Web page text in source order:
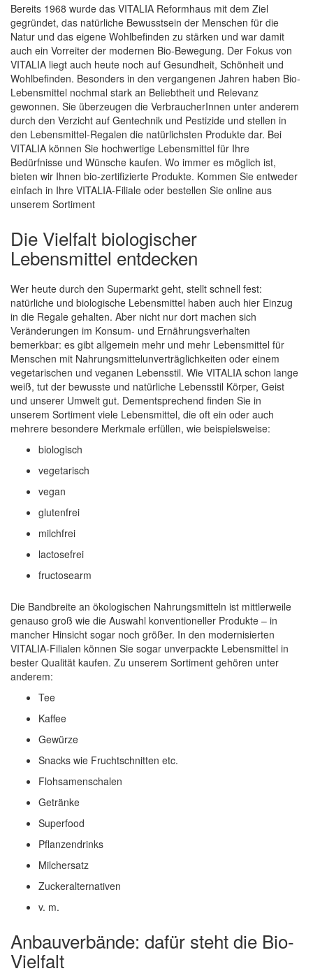
Quickview
Bereits 1968 wurde das VITALIA Reformhaus mit dem Ziel
gegründet, das natürliche Bewusstsein der Menschen für die
Natur und das eigene Wohlbefinden zu stärken und war damit
auch ein Vorreiter der modernen Bio-Bewegung. Der Fokus von
VITALIA liegt auch heute noch auf Gesundheit, Schönheit und
Wohlbefinden. Besonders in den vergangenen Jahren haben Bio-
Lebensmittel nochmal stark an Beliebtheit und Relevanz
gewonnen. Sie überzeugen die VerbraucherInnen unter anderem
durch den Verzicht auf Gentechnik und Pestizide und stellen in
den Lebensmittel-Regalen die natürlichsten Produkte dar. Bei
VITALIA können Sie hochwertige Lebensmittel für Ihre
Bedürfnisse und Wünsche kaufen. Wo immer es möglich ist,
bieten wir Ihnen bio-zertifizierte Produkte. Kommen Sie entweder
einfach in Ihre VITALIA-Filiale oder bestellen Sie online aus
unserem Sortiment
Die Vielfalt biologischer
Lebensmittel entdecken
Wer heute durch den Supermarkt geht, stellt schnell fest:
natürliche und biologische Lebensmittel haben auch hier Einzug
in die Regale gehalten. Aber nicht nur dort machen sich
Veränderungen im Konsum- und Ernährungsverhalten
bemerkbar: es gibt allgemein mehr und mehr Lebensmittel für
Menschen mit Nahrungsmittelunverträglichkeiten oder einem
vegetarischen und veganen Lebensstil. Wie VITALIA schon lange
weiß, tut der bewusste und natürliche Lebensstil Körper, Geist
und unserer Umwelt gut. Dementsprechend finden Sie in
unserem Sortiment viele Lebensmittel, die oft ein oder auch
mehrere besondere Merkmale erfüllen, wie beispielsweise:
biologisch
vegetarisch
vegan
glutenfrei
milchfrei
lactosefrei
fructosearm
Die Bandbreite an ökologischen Nahrungsmitteln ist mittlerweile
genauso groß wie die Auswahl konventioneller Produkte – in
mancher Hinsicht sogar noch größer. In den modernisierten
VITALIA-Filialen können Sie sogar unverpackte Lebensmittel in
bester Qualität kaufen. Zu unserem Sortiment gehören unter
anderem:
Tee
Kaffee
Gewürze
Snacks wie Fruchtschnitten etc.
Flohsamenschalen
Getränke
Superfood
Pflanzendrinks
Milchersatz
Zuckeralternativen
v. m.
Anbauverbände: dafür steht die Bio-
Vielfalt